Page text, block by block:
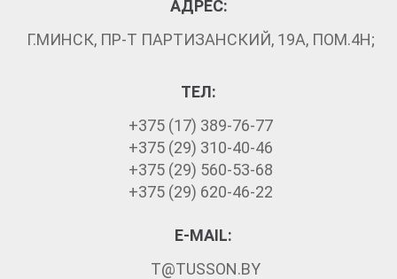
АДРЕС:
Г.МИНСК, ПР-Т ПАРТИЗАНСКИЙ, 19А, ПОМ.4Н;
ТЕЛ:
+375 (17) 389-76-77
+375 (29) 310-40-46
+375 (29) 560-53-68
+375 (29) 620-46-22
E-MAIL:
T@TUSSON.BY